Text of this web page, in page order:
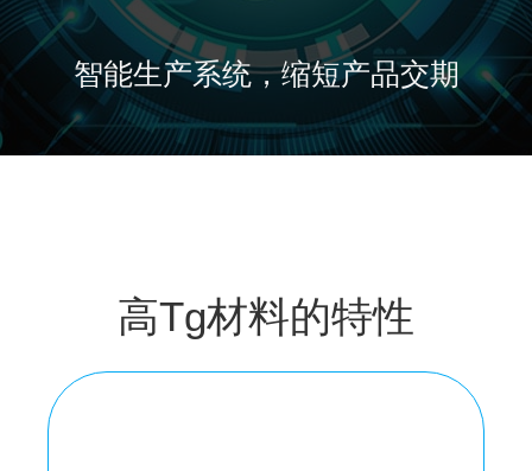
智能生产系统，缩短产品交期
高Tg材料的特性